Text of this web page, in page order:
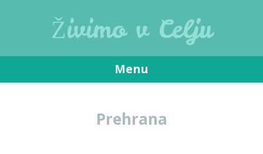
Živimo v Celju
Menu
Prehrana